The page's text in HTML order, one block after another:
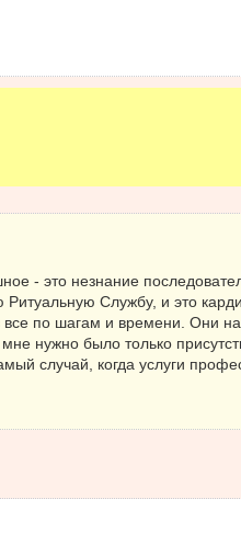
- это незнание
Ритуальную Службу, и это
все по шагам и времени. Они
нужно было только
случай, когда услуги